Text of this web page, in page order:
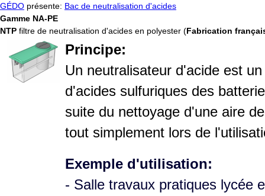
GÉDO présente: Bac de neutralisation d'acides
Gamme NA-PE
NTP filtre de neutralisation d'acides en polyester (Fabrication
Principe:
Un neutralisateur d'acide est
d'acides sulfuriques des
suite du nettoyage d'une aire
tout simplement lors de
Exemple d'utilisation:
- Salle travaux pratiques lycée